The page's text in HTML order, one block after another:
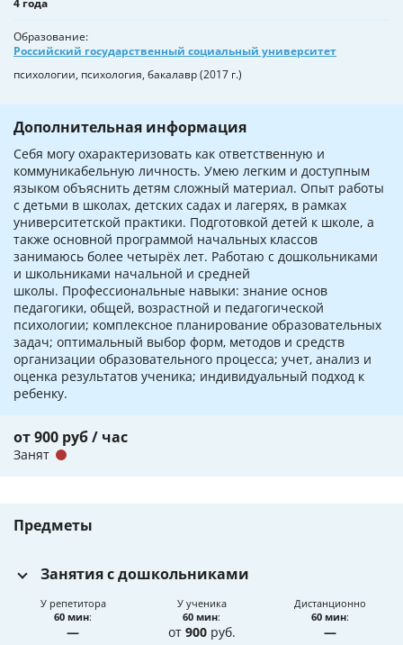
4 года
Образование
Российский государственный социальный университет
психологии, психология, бакалавр (2017 г.)
Дополнительная информация
Себя могу охарактеризовать как ответственную и
коммуникабельную личность. Умею легким и доступным
языком объяснить детям сложный материал. Опыт работы
с детьми в школах, детских садах и лагерях, в рамках
университетской практики. Подготовкой детей к школе, а
также основной программой начальных классов
занимаюсь более четырёх лет. Работаю с дошкольниками
и школьниками начальной и средней
школы. Профессиональные навыки: знание основ
педагогики‚ общей‚ возрастной и педагогической
психологии; комплексное планирование образовательных
задач; оптимальный выбор форм‚ методов и средств
организации образовательного процесса; учет‚ анализ и
оценка результатов ученика; индивидуальный подход к
ребенку.
от 900 руб / час
Занят
Предметы
Занятия с дошкольниками
У репетитора
60 мин:
—
У ученика
60 мин:
от 900руб.
Дистанционно
60 мин:
—